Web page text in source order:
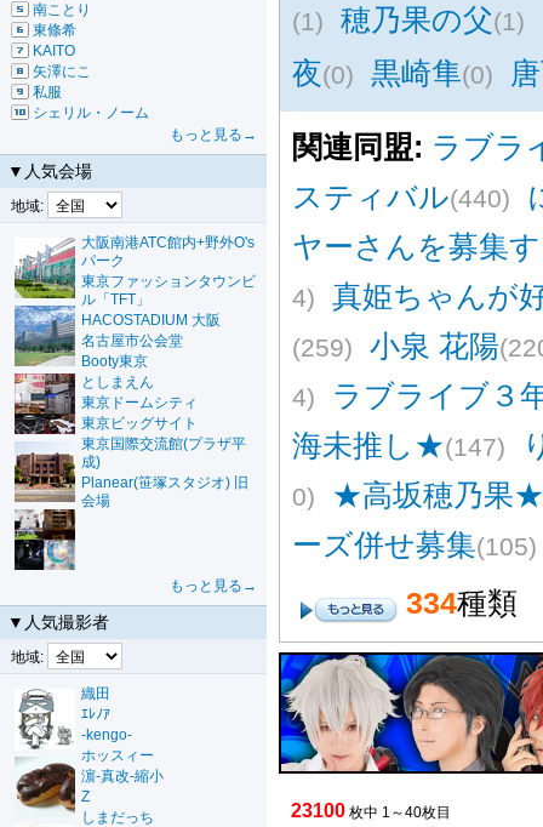
南ことり
東條希
KAITO
矢澤にこ
私服
シェリル・ノーム
もっと見る→
▼人気会場
地域:
大阪南港ATC館内+野外O's
パーク
東京ファッションタウンビ
ル「TFT」
HACOSTADIUM 大阪
名古屋市公会堂
Booty東京
としまえん
東京ドームシティ
東京ビッグサイト
東京国際交流館(プラザ平
成)
Planear(笹塚スタジオ) 旧
会場
もっと見る→
▼人気撮影者
地域:
織田
ｴﾚﾉｱ
-kengo-
ホッスィー
濵-真改-縮小
Z
しまだっち
(1)
穂乃果の父(1)
夜(0) 黒崎隼(0)
関連同盟: ラブラ
スティバル(440)
ヤーさんを募集
4) 真姫ちゃんが
(259) 小泉 花陽
4)
ラブライブ３
海未推し★(147)
0)
★高坂穂乃果★
ーズ併せ募集(105)
334種類
23100 枚中 1～40枚目